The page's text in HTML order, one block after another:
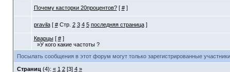
Почему касторки 20процентов?[ #]
pravila[ #Стр. 2 3 4 5 последняя страница]
Кварцы[ #]
»У кого какие частоты ?
Посылать сообщения в этот форум могут только зарегистрированные
Страниц (4): « 1 2[3] 4 »